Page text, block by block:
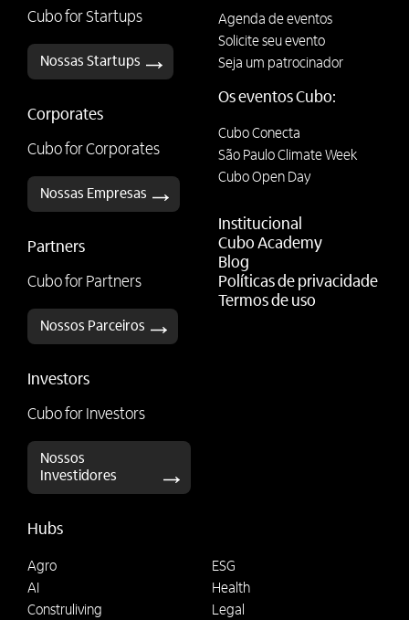
Cubo for Startups
Nossas Startups
Corporates
Cubo for Corporates
Nossas Empresas
Partners
Cubo for Partners
Nossos Parceiros
Investors
Cubo for Investors
Nossos
Investidores
Agenda de eventos
Solicite seu evento
Seja um patrocinador
Os eventos Cubo:
Cubo Conecta
São Paulo Climate Week
Cubo Open Day
Institucional
Cubo Academy
Blog
Políticas de privacidade
Termos de uso
Hubs
Agro
AI
Construliving
ESG
Health
Legal